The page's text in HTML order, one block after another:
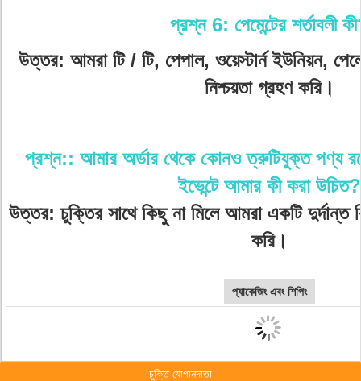
প্রশ্ন 6: পেমেন্টের শর্তাবলী
উত্তর: আমরা টি / টি, পেপাল, ওয়েস্টার্ন ইউনিয়ন,
নিশ্চয়তা গ্রহণ করি।
প্রশ্ন:: আমার অর্ডার থেকে কোনও ত্রুটিযুক্ত পণ্য
ইভেন্টে আমার কী করা উচিত?
উত্তর: চুক্তির সাথে কিছু না মিলে আমরা একটি দুর্দান্ত
করি।
প্যাকেজিং এবং শিপিং
চুক্তি যোগানদাতা